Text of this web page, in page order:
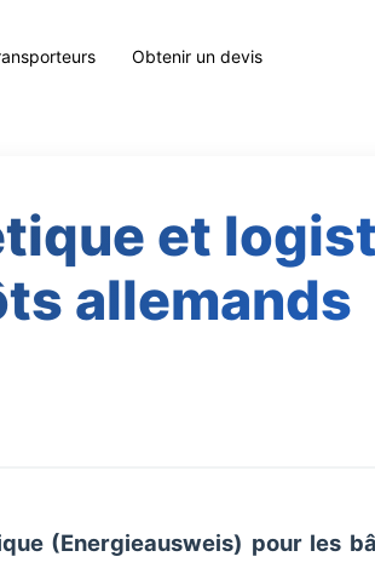
Obtenir un devis
et
allemands
(Energieausweis) pour les